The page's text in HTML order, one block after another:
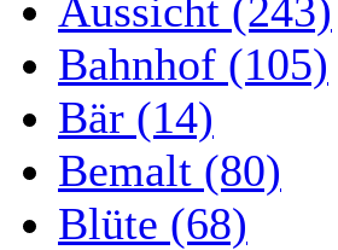
Aussicht (243)
Bahnhof (105)
Bär (14)
Bemalt (80)
Blüte (68)